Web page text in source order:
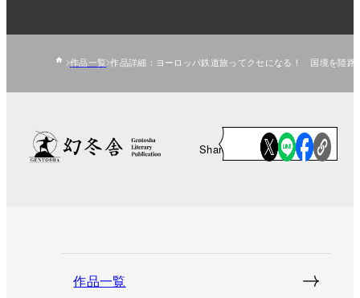
作品一覧 作品詳細：ヨーロッパ鉄道旅ってクセになる！ 国境を陸路
Share
作品一覧